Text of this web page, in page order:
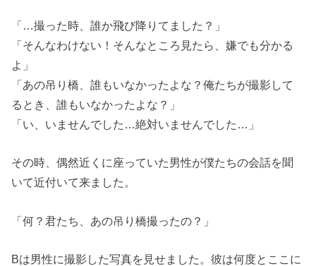
「…撮った時、誰か飛び降りてました？」
「そんなわけない！そんなところ見たら、嫌でも分かる
よ」
「あの吊り橋、誰もいなかったよな？俺たちが撮影して
るとき、誰もいなかったよな？」
「い、いませんでした…絶対いませんでした…」
その時、偶然近くに座っていた男性が僕たちの会話を聞
いて近付いて来ました。
「何？君たち、あの吊り橋撮ったの？」
Bは男性に撮影した写真を見せました。彼は何度とここに